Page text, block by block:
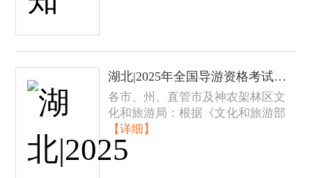
湖北|2025年全国导游资格考试报名通知
各市、州、直管市及神农架林区文
化和旅游局：根据《文化和旅游部
【详细】